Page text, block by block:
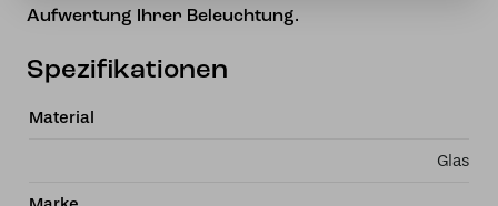
Aufwertung Ihrer Beleuchtung.
Spezifikationen
Material
Glas